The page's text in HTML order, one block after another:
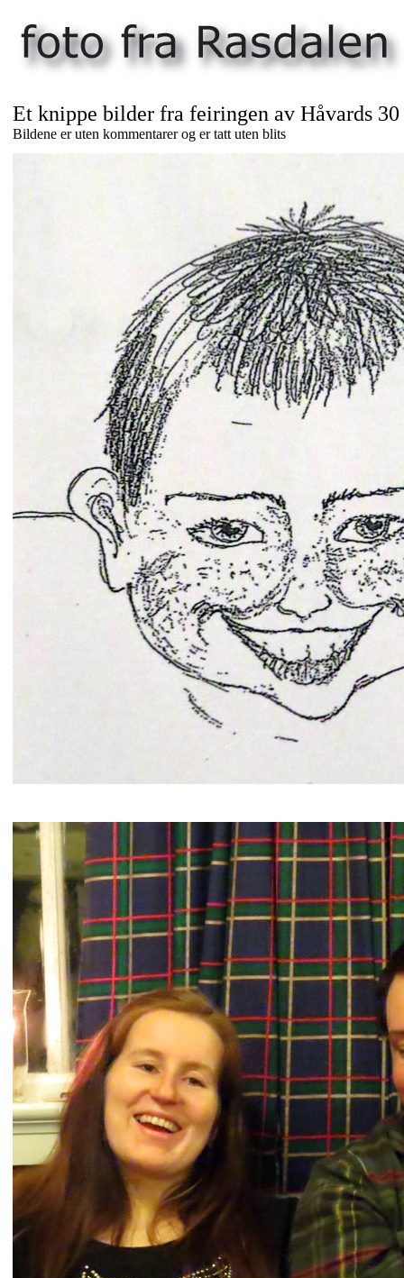
Et knippe bilder fra feiringen av Håvards 30
Bildene er uten kommentarer og er tatt uten blits